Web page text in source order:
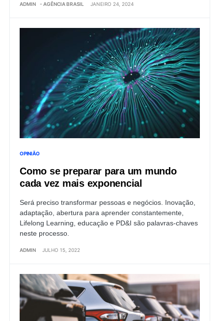
ADMIN - AGÊNCIA BRASIL JANEIRO 24, 2024
OPINIÃO
Como se preparar para um mundo
cada vez mais exponencial
Será preciso transformar pessoas e negócios. Inovação,
adaptação, abertura para aprender constantemente,
Lifelong Learning, educação e PD&I são palavras-chaves
neste processo.
ADMIN JULHO 15, 2022